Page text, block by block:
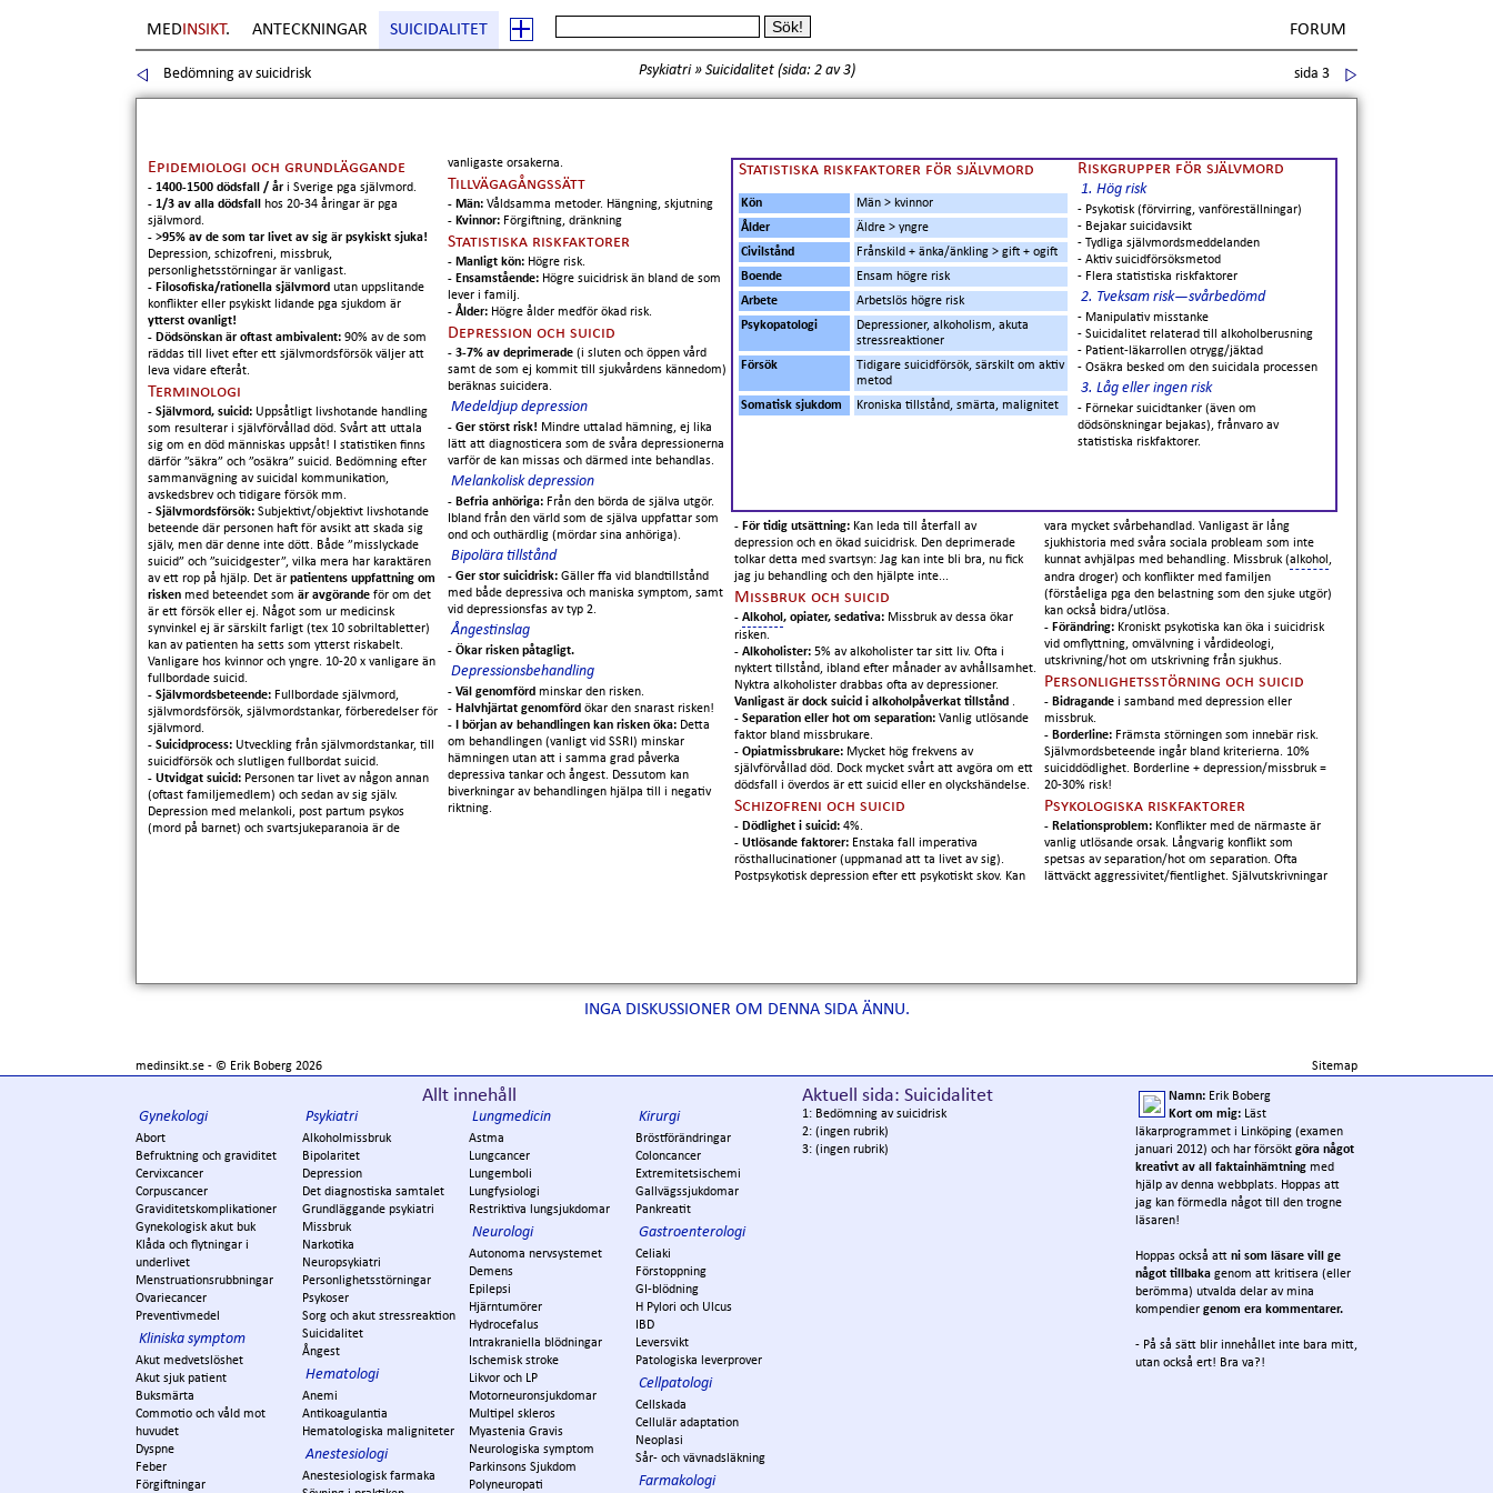
MED INSIKT. ANTECKNINGAR SUICIDALITET FORUM
Bedömning av suicidrisk Psykiatri» Suicidalitet(sida: 2av 3) sida 3
Epidemiologi och grundläggande
- 1400-1500 dödsfall / år i Sverige pga självmord.
- 1/3 av alla dödsfall hos 20-34 åringar är pga
självmord.
- >95% av de som tar livet av sig är psykiskt sjuka!
Depression, schizofreni, missbruk,
personlighetsstörningar är vanligast.
- Filosofiska/rationella självmord utan uppslitande
konflikter eller psykiskt lidande pga sjukdom är
ytterst ovanligt!
- Dödsönskan är oftast ambivalent: 90% av de som
räddas till livet efter ett självmordsförsök väljer att
leva vidare efteråt.
Terminologi
- Självmord, suicid: Uppsåtligt livshotande handling
som resulterar i självförvållad död. Svårt att uttala
sig om en död människas uppsåt! I statistiken finns
därför ”säkra” och ”osäkra” suicid. Bedömning efter
sammanvägning av suicidal kommunikation,
avskedsbrev och tidigare försök mm.
- Självmordsförsök: Subjektivt/objektivt livshotande
beteende där personen haft för avsikt att skada sig
själv, men där denne inte dött. Både ”misslyckade
suicid” och ”suicidgester”, vilka mera har karaktären
av ett rop på hjälp. Det är patientens uppfattning om
risken med beteendet som är avgörande för om det
är ett försök eller ej. Något som ur medicinsk
synvinkel ej är särskilt farligt (tex 10 sobriltabletter)
kan av patienten ha setts som ytterst riskabelt.
Vanligare hos kvinnor och yngre. 10-20 x vanligare än
fullbordade suicid.
- Självmordsbeteende: Fullbordade självmord,
självmordsförsök, självmordstankar, förberedelser för
självmord.
- Suicidprocess: Utveckling från självmordstankar, till
suicidförsök och slutligen fullbordat suicid.
- Utvidgat suicid: Personen tar livet av någon annan
(oftast familjemedlem) och sedan av sig själv.
Depression med melankoli, post partum psykos
(mord på barnet) och svartsjukeparanoia är de
vanligaste orsakerna.
Tillvägagångssätt
- Män: Våldsamma metoder. Hängning, skjutning
- Kvinnor: Förgiftning, dränkning
Statistiska riskfaktorer
- Manligt kön: Högre risk.
- Ensamstående: Högre suicidrisk än bland de som
lever i familj.
- Ålder: Högre ålder medför ökad risk.
Depression och suicid
- 3-7% av deprimerade (i sluten och öppen vård
samt de som ej kommit till sjukvårdens kännedom)
beräknas suicidera.
Medeldjup depression
- Ger störst risk! Mindre uttalad hämning, ej lika
lätt att diagnosticera som de svåra depressionerna
varför de kan missas och därmed inte behandlas.
Melankolisk depression
- Befria anhöriga: Från den börda de själva utgör.
Ibland från den värld som de själva uppfattar som
ond och outhärdlig (mördar sina anhöriga).
Bipolära tillstånd
- Ger stor suicidrisk: Gäller ffa vid blandtillstånd
med både depressiva och maniska symptom, samt
vid depressionsfas av typ 2.
Ångestinslag
- Ökar risken påtagligt.
Depressionsbehandling
- Väl genomförd minskar den risken.
- Halvhjärtat genomförd ökar den snarast risken!
- I början av behandlingen kan risken öka: Detta
om behandlingen (vanligt vid SSRI) minskar
hämningen utan att i samma grad påverka
depressiva tankar och ångest. Dessutom kan
biverkningar av behandlingen hjälpa till i negativ
riktning.
- För tidig utsättning: Kan leda till återfall av
depression och en ökad suicidrisk. Den deprimerade
tolkar detta med svartsyn: Jag kan inte bli bra, nu fick
jag ju behandling och den hjälpte inte...
Missbruk och suicid
- Alkohol , opiater, sedativa: Missbruk av dessa ökar
risken.
- Alkoholister: 5% av alkoholister tar sitt liv. Ofta i
nyktert tillstånd, ibland efter månader av avhållsamhet.
Nyktra alkoholister drabbas ofta av depressioner.
Vanligast är dock suicid i alkoholpåverkat tillstånd .
- Separation eller hot om separation: Vanlig utlösande
faktor bland missbrukare.
- Opiatmissbrukare: Mycket hög frekvens av
självförvållad död. Dock mycket svårt att avgöra om ett
dödsfall i överdos är ett suicid eller en olyckshändelse.
Schizofreni och suicid
- Dödlighet i suicid: 4%.
- Utlösande faktorer: Enstaka fall imperativa
rösthallucinationer (uppmanad att ta livet av sig).
Postpsykotisk depression efter ett psykotiskt skov. Kan
vara mycket svårbehandlad. Vanligast är lång
sjukhistoria med svåra sociala probleam som inte
kunnat avhjälpas med behandling. Missbruk (alkohol ,
andra droger) och konflikter med familjen
(förståeliga pga den belastning som den sjuke utgör)
kan också bidra/utlösa.
- Förändring: Kroniskt psykotiska kan öka i suicidrisk
vid omflyttning, omvälvning i vårdideologi,
utskrivning/hot om utskrivning från sjukhus.
Personlighetsstörning och suicid
- Bidragande i samband med depression eller
missbruk.
- Borderline: Främsta störningen som innebär risk.
Självmordsbeteende ingår bland kriterierna. 10%
suiciddödlighet. Borderline + depression/missbruk =
20-30% risk!
Psykologiska riskfaktorer
- Relationsproblem: Konflikter med de närmaste är
vanlig utlösande orsak. Långvarig konflikt som
spetsas av separation/hot om separation. Ofta
lättväckt aggressivitet/fientlighet. Självutskrivningar
Riskgrupper för självmord
1. Hög risk
- Psykotisk (förvirring, vanföreställningar)
- Bejakar suicidavsikt
- Tydliga självmordsmeddelanden
- Aktiv suicidförsöksmetod
- Flera statistiska riskfaktorer
2. Tveksam risk—svårbedömd
- Manipulativ misstanke
- Suicidalitet relaterad till alkoholberusning
- Patient-läkarrollen otrygg/jäktad
- Osäkra besked om den suicidala processen
3. Låg eller ingen risk
- Förnekar suicidtanker (även om
dödsönskningar bejakas), frånvaro av
statistiska riskfaktorer.
Statistiska riskfaktorer för självmord
Kön
Män > kvinnor
Ålder
Äldre > yngre
Civilstånd
Frånskild + änka/änkling > gift + ogift
Boende
Ensam högre risk
Arbete
Arbetslös högre risk
Psykopatologi
Depressioner, alkoholism, akuta
stressreaktioner
Försök
Tidigare suicidförsök, särskilt om aktiv
metod
Somatisk sjukdom
Kroniska tillstånd, smärta, malignitet
INGA DISKUSSIONER OM DENNA SIDA ÄNNU.
medinsikt.se - © Erik Boberg 2026 Sitemap
Allt innehåll
Gynekologi
Abort
Befruktning och graviditet
Cervixcancer
Corpuscancer
Graviditetskomplikationer
Gynekologisk akut buk
Klåda och flytningar i
underlivet
Menstruationsrubbningar
Ovariecancer
Preventivmedel
Kliniska symptom
Akut medvetslöshet
Akut sjuk patient
Buksmärta
Commotio och våld mot
huvudet
Dyspne
Feber
Förgiftningar
Psykiatri
Alkoholmissbruk
Bipolaritet
Depression
Det diagnostiska samtalet
Grundläggande psykiatri
Missbruk
Narkotika
Neuropsykiatri
Personlighetsstörningar
Psykoser
Sorg och akut stressreaktion
Suicidalitet
Ångest
Hematologi
Anemi
Antikoagulantia
Hematologiska maligniteter
Anestesiologi
Anestesiologisk farmaka
Lungmedicin
Astma
Lungcancer
Lungemboli
Lungfysiologi
Restriktiva lungsjukdomar
Neurologi
Autonoma nervsystemet
Demens
Epilepsi
Hjärntumörer
Hydrocefalus
Intrakraniella blödningar
Ischemisk stroke
Likvor och LP
Motorneuronsjukdomar
Multipel skleros
Myastenia Gravis
Neurologiska symptom
Parkinsons Sjukdom
Polyneuropati
Kirurgi
Bröstförändringar
Coloncancer
Extremitetsischemi
Gallvägssjukdomar
Pankreatit
Gastroenterologi
Celiaki
Förstoppning
GI-blödning
H Pylori och Ulcus
IBD
Leversvikt
Patologiska leverprover
Cellpatologi
Cellskada
Cellulär adaptation
Neoplasi
Sår- och vävnadsläkning
Farmakologi
Namn: Erik Boberg
Kort om mig: Läst
läkarprogrammet i Linköping (examen
januari 2012) och har försökt göra något
kreativt av all faktainhämtning med
hjälp av denna webbplats. Hoppas att
jag kan förmedla något till den trogne
läsaren!
Hoppas också att ni som läsare vill ge
något tillbaka genom att kritisera (eller
berömma) utvalda delar av mina
kompendier genom era kommentarer.
- På så sätt blir innehållet inte bara mitt,
utan också ert! Bra va?!
Aktuell sida: Suicidalitet
1: Bedömning av suicidrisk
2: (ingen rubrik)
3: (ingen rubrik)